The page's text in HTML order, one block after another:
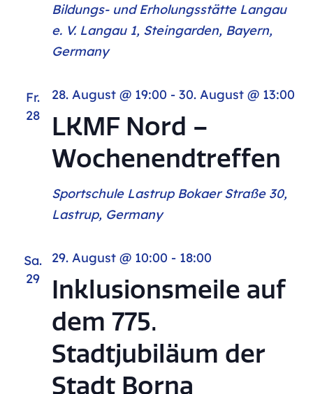
Bildungs- und Erholungsstätte Langau
e. V. Langau 1, Steingarden, Bayern,
Germany
Fr.
28
LKMF Nord –
Wochenendtreffen
28. August @ 19:00 - 30. August @ 13:00
Sportschule Lastrup Bokaer Straße 30,
Lastrup, Germany
Sa.
29
Inklusionsmeile auf
dem 775.
Stadtjubiläum der
Stadt Borna
29. August @ 10:00 - 18:00